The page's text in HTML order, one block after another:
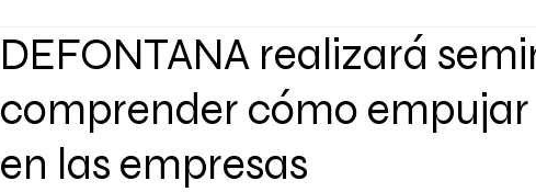
EJECUTIVOS LATAM
DEFONTANA realizará
comprender cómo
en las empresas